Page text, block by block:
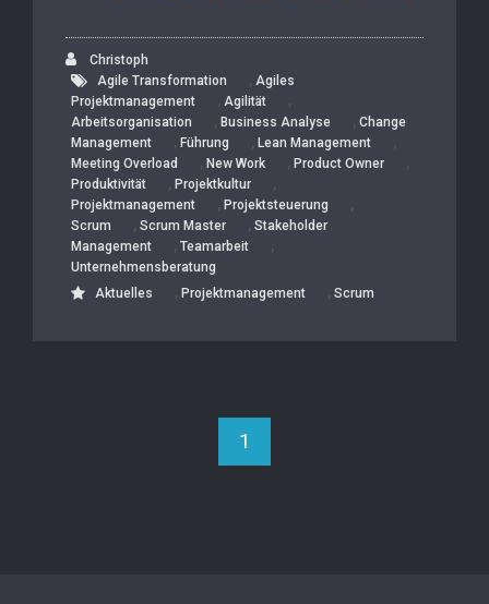
Christoph
Agile Transformation
, Agiles
Projektmanagement
, Agilität ,
Arbeitsorganisation , Business Analyse , Change
Management
, Führung , Lean Management ,
Meeting Overload , New Work , Product Owner ,
Produktivität , Projektkultur ,
Projektmanagement , Projektsteuerung ,
Scrum , Scrum Master , Stakeholder
Management
, Teamarbeit ,
Unternehmensberatung
Aktuelles
, Projektmanagement , Scrum
1